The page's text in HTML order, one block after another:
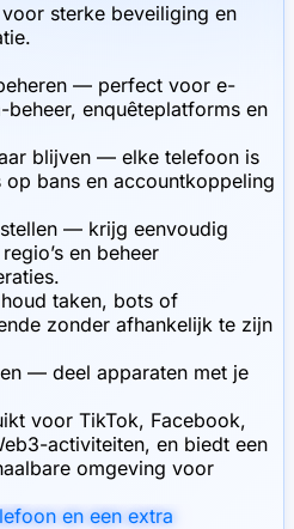
sterke beveiliging en
— perfect voor e-
enquêteplatforms en
blijven — elke telefoon is
op bans en accountkoppeling
— krijg eenvoudig
en beheer
taken, bots of
zonder afhankelijk te zijn
— deel apparaten met je
voor TikTok, Facebook,
activiteiten, en biedt een
omgeving voor
en een extra